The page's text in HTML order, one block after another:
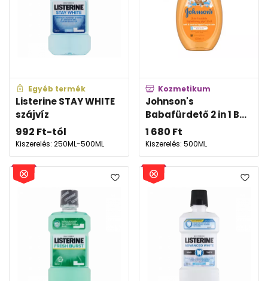
Egyéb termék
Listerine STAY WHITE
szájvíz
992 Ft-tól
Kiszerelés: 250ML-500ML
Kozmetikum
Johnson's
Babafürdető 2 in 1 B...
1 680 Ft
Kiszerelés: 500ML